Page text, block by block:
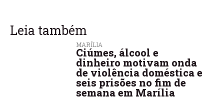
Leia também
MARÍLIA
Ciúmes, álcool e
dinheiro motivam onda
de violência doméstica e
seis prisões no fim de
semana em Marília